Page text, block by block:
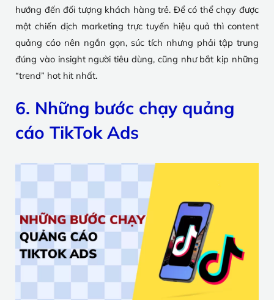
hướng đến đối tượng khách hàng trẻ. Để có thể chạy được
một chiến dịch marketing trực tuyến hiệu quả thì content
quảng cáo nên ngắn gọn, súc tích nhưng phải tập trung
đúng vào insight người tiêu dùng, cũng như bắt kịp những
“trend” hot hit nhất.
6. Những bước chạy quảng
cáo TikTok Ads